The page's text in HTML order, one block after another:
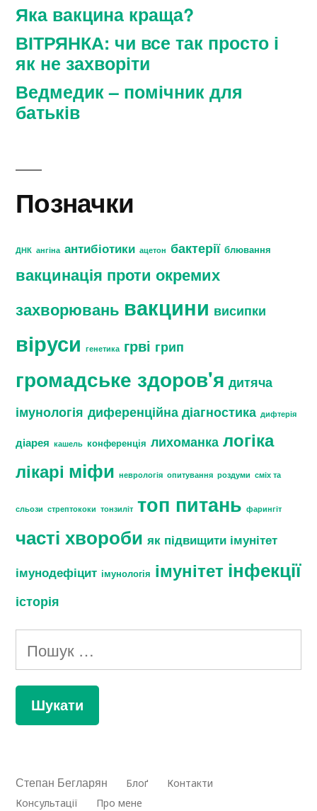
Яка вакцина краща?
ВІТРЯНКА: чи все так просто і
як не захворіти
Ведмедик – помічник для
батьків
Позначки
ДНК ангіна антибіотики ацетон бактерії блювання
вакцинація проти окремих
захворювань вакцини висипки
віруси генетика грві грип
громадське здоров'я дитяча
імунологія диференційна діагностика дифтерія
діарея кашель конференція лихоманка логіка
лікарі міфи неврологія опитування роздуми сміх та
сльози стрептококи тонзиліт топ питань фарингіт
часті хвороби як підвищити імунітет
імунодефіцит імунологія імунітет інфекції
історія
Пошук:
Степан Бегларян Блоґ
Контакти
Консультації
Про мене